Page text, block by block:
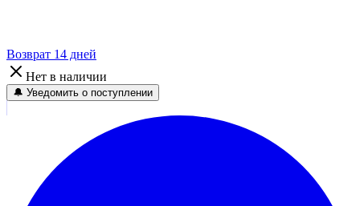
Возврат 14 дней
Нет в наличии
🔔 Уведомить о поступлении